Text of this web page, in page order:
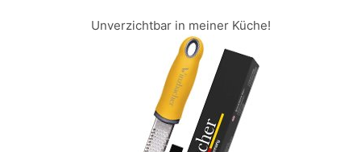
Unverzichtbar in meiner Küche!